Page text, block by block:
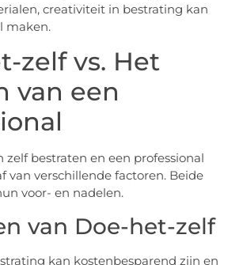
creativiteit in bestrating kan
maken.
zelf vs. Het
van een
zelf bestraten en een professional
van verschillende factoren. Beide
voor- en nadelen.
van Doe-het-zelf
kan kostenbesparend zijn en